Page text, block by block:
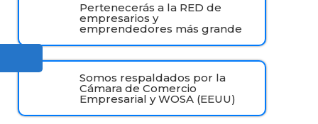
Pertenecerás a la RED de
empresarios y
emprendedores más grande
Somos respaldados por la
Cámara de Comercio
Empresarial y WOSA (EEUU)